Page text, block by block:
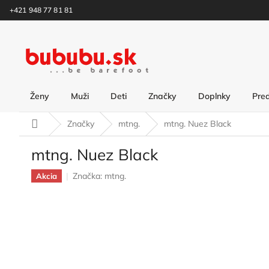
Prejsť+421 948 77 81 81
Ženy Muži Deti Značky Doplnky
DomovZnačky mtng. mtng. Nuez Black
mtng. Nuez Black
Akcia Značka: mtng.